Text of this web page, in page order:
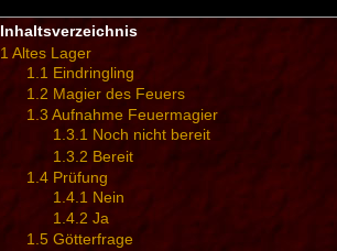
Inhaltsverzeichnis
1 Altes Lager
1.1 Eindringling
1.2 Magier des Feuers
1.3 Aufnahme Feuermagier
1.3.1 Noch nicht bereit
1.3.2 Bereit
1.4 Prüfung
1.4.1
Nein
1.4.2 Ja
1.5 Götterfrage